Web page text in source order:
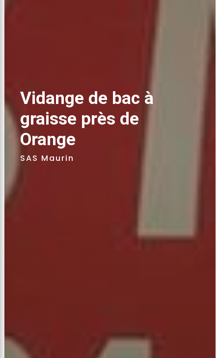
Vidange de bac à
graisse près de
Orange
SAS Maurin